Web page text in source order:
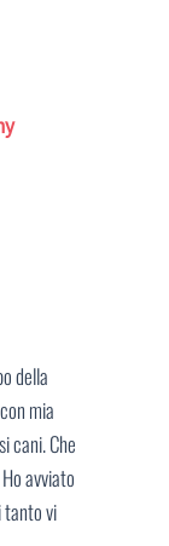
della
mia
cani. Che
avviato
vi